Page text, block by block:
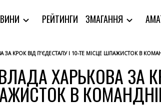
РЕЙТИНГИ ЗМАГАННЯ
ЗА КРОК ВІД П’ЄДЕСТАЛУ І 10-ТЕ МІСЦЕ ШПАЖИСТОК В
ХАРЬКОВА ЗА
В